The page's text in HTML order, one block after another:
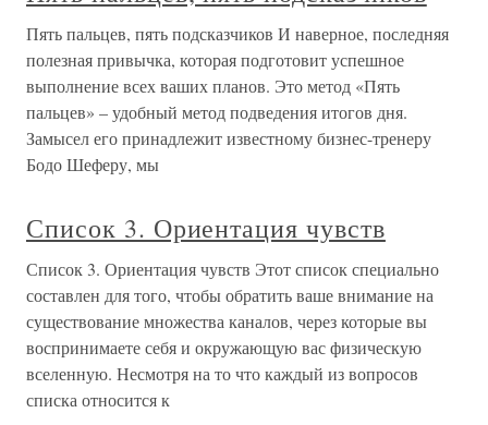
Пять пальцев, пять подсказчиков И наверное, последняя
полезная привычка, которая подготовит успешное
выполнение всех ваших планов. Это метод «Пять
пальцев» – удобный метод подведения итогов дня.
Замысел его принадлежит известному бизнес-тренеру
Бодо Шеферу, мы
Список 3. Ориентация чувств
Список 3. Ориентация чувств Этот список специально
составлен для того, чтобы обратить ваше внимание на
существование множества каналов, через которые вы
воспринимаете себя и окружающую вас физическую
вселенную. Несмотря на то что каждый из вопросов
списка относится к